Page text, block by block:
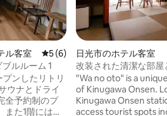
評価
ル客室 レビュー6件、5つ星中5つ星の
5 (6)
ルルーム 1
ンしたリトリ
全予約制のプ
た1階にはレ
日光市のホテル客室
改装された清潔な部屋
"Wa no oto" is a
of Kinugawa Onsen.
Kinugawa Onsen
access tourist spots